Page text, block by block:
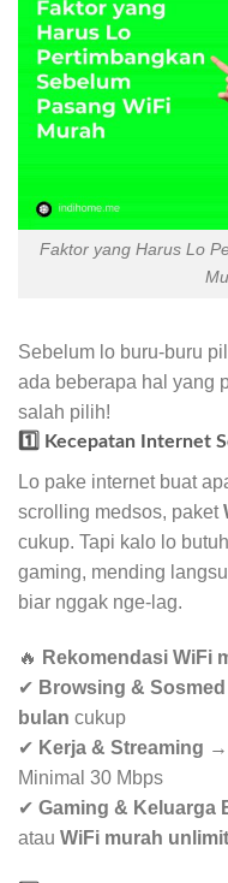
Faktor yang Harus Lo
Sebelum lo buru-buru
ada beberapa hal yang
salah pilih!
1️⃣ Kecepatan Internet
Lo pake internet buat
scrolling medsos, paket
cukup. Tapi kalo lo
gaming, mending
biar nggak nge-lag.
🔥 Rekomendasi WiFi
✔ Browsing & Sosmed
bulan cukup
✔ Kerja & Streaming →
Minimal 30 Mbps
✔ Gaming & Keluarga
atau WiFi murah